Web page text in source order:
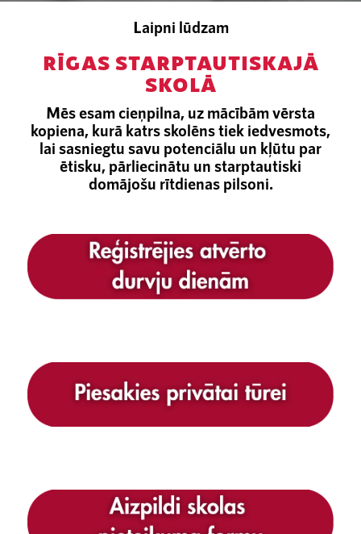
Laipni lūdzam
RĪGAS STARPTAUTISKAJĀ
SKOLĀ
Mēs esam cieņpilna, uz mācībām vērsta
kopiena, kurā katrs skolēns tiek iedvesmots,
lai sasniegtu savu potenciālu un kļūtu par
ētisku, pārliecinātu un starptautiski
domājošu rītdienas pilsoni.